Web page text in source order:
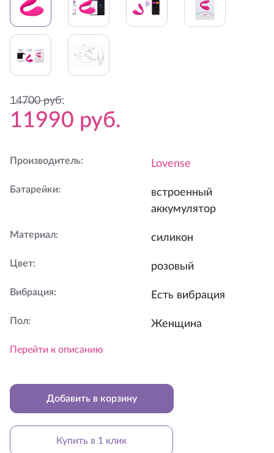
14700руб.
11990 руб.
Производитель: Lovense
Батарейки:
встроенный
аккумулятор
Материал: силикон
Цвет: розовый
Вибрация: Есть вибрация
Пол: Женщина
Перейти к описанию
Добавить в корзину
Купить в 1 клик